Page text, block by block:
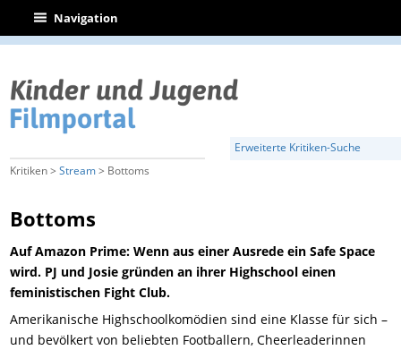
| Navigation
Erweiterte Kritiken-Suche
Kritiken >Stream> Bottoms
Bottoms
Auf Amazon Prime: Wenn aus einer Ausrede ein Safe Space
wird. PJ und Josie gründen an ihrer Highschool einen
feministischen Fight Club.
Amerikanische Highschoolkomödien sind eine Klasse für sich –
und bevölkert von beliebten Footballern, Cheerleaderinnen